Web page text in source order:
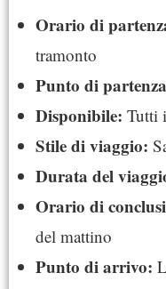
Orario di
tramonto
Punto di
Disponibile: Tutti
Stile di viaggio:
Durata del
Orario di
del mattino
Punto di arrivo: